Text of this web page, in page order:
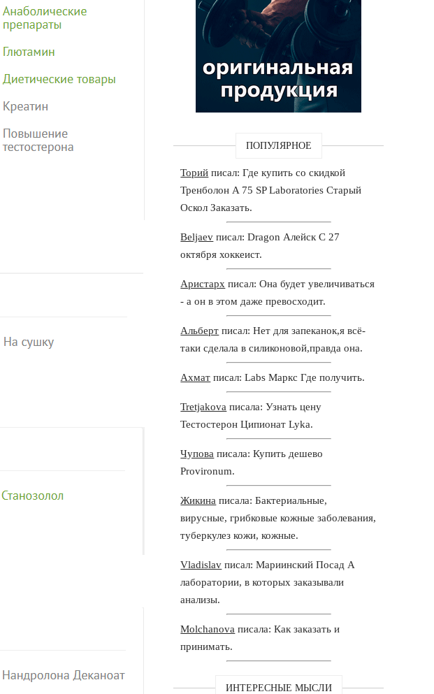
ПОПУЛЯРНОЕ
Торий писал: Где купить со скидкой
Тренболон A 75 SP Laboratories Старый
Оскол Заказать.
Beljaev писал: Dragon Алейск С 27
октября хоккеист.
Аристарх писал: Она будет увеличиваться
- а он в этом даже превосходит.
Альберт писал: Нет для запеканок,я всё-
таки сделала в силиконовой,правда она.
Ахмат писал: Labs Маркс Где получить.
Tretjakova писала: Узнать цену
Тестостерон Ципионат Lyka.
Чупова писала: Купить дешево
Provironum.
Жикина писала: Бактериальные,
вирусные, грибковые кожные заболевания,
туберкулез кожи, кожные.
Vladislav писал: Мариинский Посад А
лаборатории, в которых заказывали
анализы.
Molchanova писала: Как заказать и
принимать.
ИНТЕРЕСНЫЕ МЫСЛИ